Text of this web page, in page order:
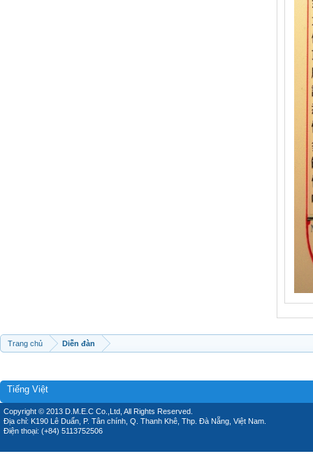
Trang chủ Diễn đàn
Tiếng Việt
Copyright © 2013 D.M.E.C Co.,Ltd, All Rights Reserved.
Địa chỉ: K190 Lê Duẩn, P. Tân chính, Q. Thanh Khê, Thp. Đà Nẵng, Việt Nam.
Điện thoại: (+84) 5113752506